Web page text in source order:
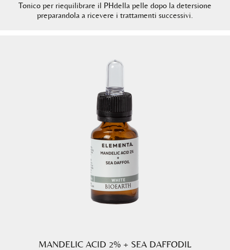
Tonico per riequilibrare il PHdella pelle dopo la detersione
preparandola a ricevere i trattamenti successivi.
MANDELIC ACID 2% + SEA DAFFODIL